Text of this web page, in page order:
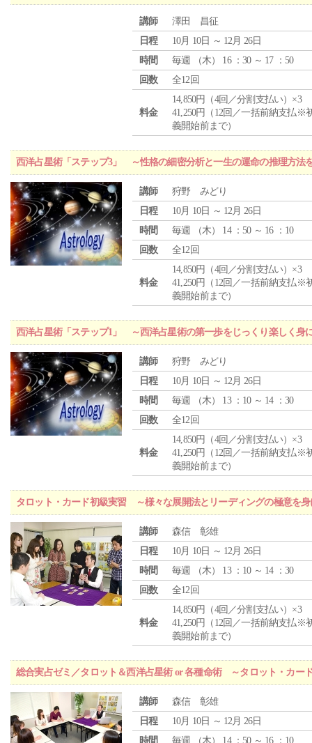
講師
澤田 昌征
日程
10月 10日 ～ 12月 26日
時間
毎週 （木） 16 ：30 ～ 17 ：50
回数
全12回
料金
14,850円（4回／分割支払い）×3
41,250円（12回／一括前納支払※
義開始前まで）
西洋占星術「ステップ3」 ～性格の細密分析と一生の運命の推理方法
講師
狩野 みどり
日程
10月 10日 ～ 12月 26日
時間
毎週 （木） 14 ：50 ～ 16 ：10
回数
全12回
料金
14,850円（4回／分割支払い）×3
41,250円（12回／一括前納支払※
義開始前まで）
西洋占星術「ステップ1」 ～西洋占星術の第一歩をじっくり楽しく身
講師
狩野 みどり
日程
10月 10日 ～ 12月 26日
時間
毎週 （木） 13 ：10 ～ 14 ：30
回数
全12回
料金
14,850円（4回／分割支払い）×3
41,250円（12回／一括前納支払※
義開始前まで）
タロット・カード初級実習 ～様々な展開法とリーディングの極意を身
講師
森信 彰雄
日程
10月 10日 ～ 12月 26日
時間
毎週 （木） 13 ：10 ～ 14 ：30
回数
全12回
料金
14,850円（4回／分割支払い）×3
41,250円（12回／一括前納支払※
義開始前まで）
総合実占ゼミ／タロット＆西洋占星術 or 各種命術 ～タロット・カー
講師
森信 彰雄
日程
10月 10日 ～ 12月 26日
時間
毎週 （木） 14 ：50 ～ 16 ：10